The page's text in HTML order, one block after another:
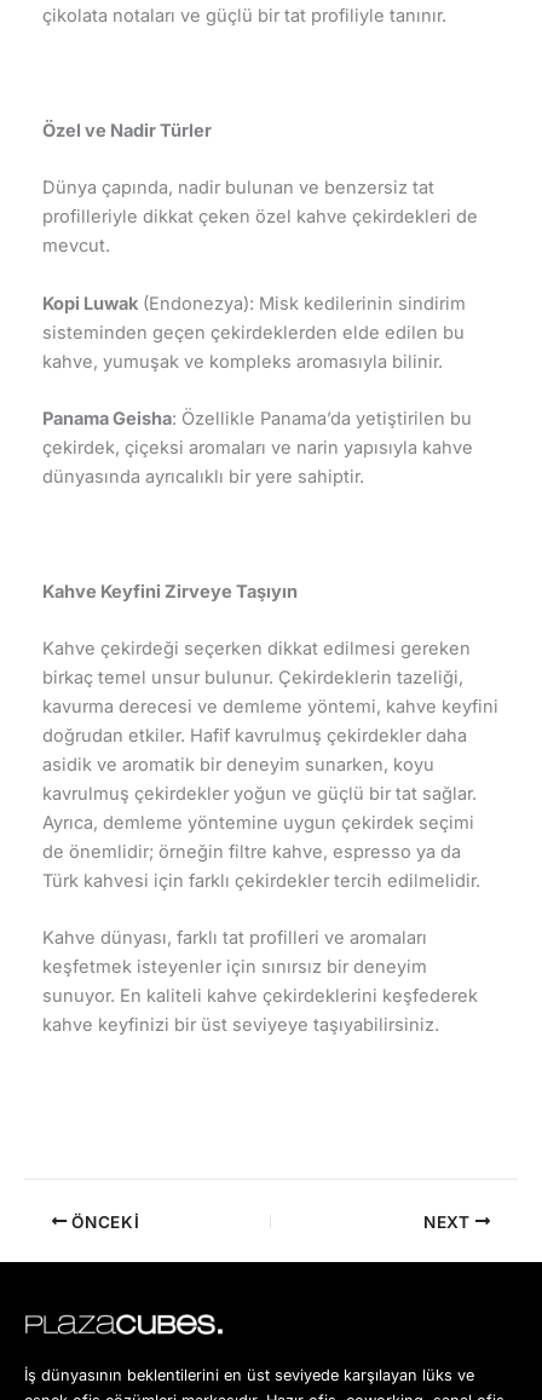
çikolata notaları ve güçlü bir tat profiliyle tanınır.
Özel ve Nadir Türler
Dünya çapında, nadir bulunan ve benzersiz tat
profilleriyle dikkat çeken özel kahve çekirdekleri de
mevcut.
Kopi Luwak(Endonezya): Misk kedilerinin sindirim
sisteminden geçen çekirdeklerden elde edilen bu
kahve, yumuşak ve kompleks aromasıyla bilinir.
Panama Geisha: Özellikle Panama’da yetiştirilen bu
çekirdek, çiçeksi aromaları ve narin yapısıyla kahve
dünyasında ayrıcalıklı bir yere sahiptir.
Kahve Keyfini Zirveye Taşıyın
Kahve çekirdeği seçerken dikkat edilmesi gereken
birkaç temel unsur bulunur. Çekirdeklerin tazeliği,
kavurma derecesi ve demleme yöntemi, kahve keyfini
doğrudan etkiler. Hafif kavrulmuş çekirdekler daha
asidik ve aromatik bir deneyim sunarken, koyu
kavrulmuş çekirdekler yoğun ve güçlü bir tat sağlar.
Ayrıca, demleme yöntemine uygun çekirdek seçimi
de önemlidir; örneğin filtre kahve, espresso ya da
Türk kahvesi için farklı çekirdekler tercih edilmelidir.
Kahve dünyası, farklı tat profilleri ve aromaları
keşfetmek isteyenler için sınırsız bir deneyim
sunuyor. En kaliteli kahve çekirdeklerini keşfederek
kahve keyfinizi bir üst seviyeye taşıyabilirsiniz.
ÖNCEKI NEXT
İş dünyasının beklentilerini en üst seviyede karşılayan lüks ve